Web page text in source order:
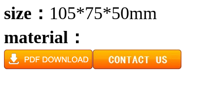
size： 105*75*50mm
material：